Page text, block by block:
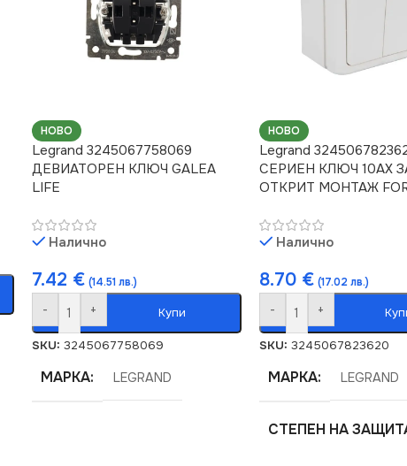
НОВО
Legrand 3245067758069
ДЕВИАТОРЕН КЛЮЧ GALEA
LIFE
Налично
7.42 € (14.51 лв.)
- + Купи
SKU: 3245067758069
МАРКА LEGRAND
НОВО
Legrand
СЕРИЕН КЛЮЧ 10AX
ОТКРИТ МОНТАЖ
Налично
8.70 € (17.02 лв.)
- +
SKU: 3245067823620
МАРКА LEGRAND
СТЕПЕН НА